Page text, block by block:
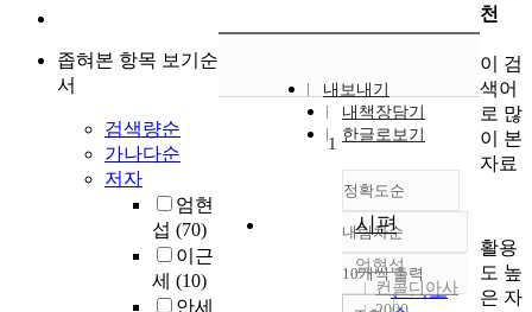
좁혀본 항목 보기순
서
검색량순
가나다순
저자
엄현
섭 (70)
이근
세 (10)
안세
내보내기
내책장담기
한글로보기
정확도순
정확도
순
인기도
내림차순
내림차순
10개씩 출력
1
시편
엄현섭
컨콜디아사
천
이 검
색어
로 많
이 본
자료
활용
도 높
은 자